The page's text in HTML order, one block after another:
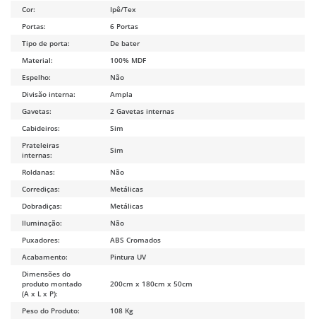
Cor:
Ipê/Tex
Portas:
6 Portas
Tipo de porta:
De bater
Material:
100% MDF
Espelho:
Não
Divisão interna:
Ampla
Gavetas:
2 Gavetas internas
Cabideiros:
Sim
Prateleiras
internas:
Sim
Roldanas:
Não
Corrediças:
Metálicas
Dobradiças:
Metálicas
Iluminação:
Não
Puxadores:
ABS Cromados
Acabamento:
Pintura UV
Dimensões do
produto montado
(A x L x P):
200cm x 180cm x 50cm
Peso do Produto:
108 Kg